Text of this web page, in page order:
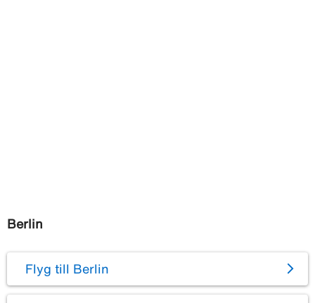
Berlin
Flyg till Berlin